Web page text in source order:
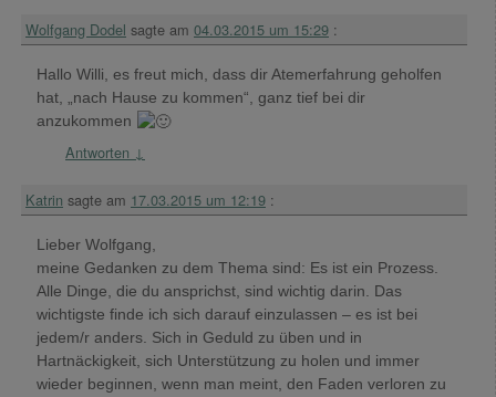
Wolfgang Dodel sagte am 04.03.2015 um 15:29 :
Hallo Willi, es freut mich, dass dir Atemerfahrung geholfen
hat, „nach Hause zu kommen“, ganz tief bei dir
anzukommen
Antworten ↓
Katrin sagte am 17.03.2015 um 12:19 :
Lieber Wolfgang,
meine Gedanken zu dem Thema sind: Es ist ein Prozess.
Alle Dinge, die du ansprichst, sind wichtig darin. Das
wichtigste finde ich sich darauf einzulassen – es ist bei
jedem/r anders. Sich in Geduld zu üben und in
Hartnäckigkeit, sich Unterstützung zu holen und immer
wieder beginnen, wenn man meint, den Faden verloren zu